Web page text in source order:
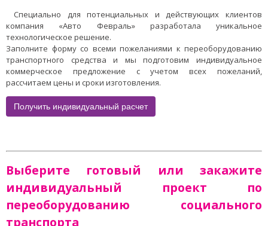
Специально для потенциальных и действующих клиентов
компания «Авто Февраль» разработала уникальное
технологическое решение.
Заполните форму со всеми пожеланиями к переоборудованию
транспортного средства и мы подготовим индивидуальное
коммерческое предложение с учетом всех пожеланий,
рассчитаем цены и сроки изготовления.
Получить индивидуальный расчет
Выберите готовый или закажите
индивидуальный проект по
переоборудованию социального
транспорта